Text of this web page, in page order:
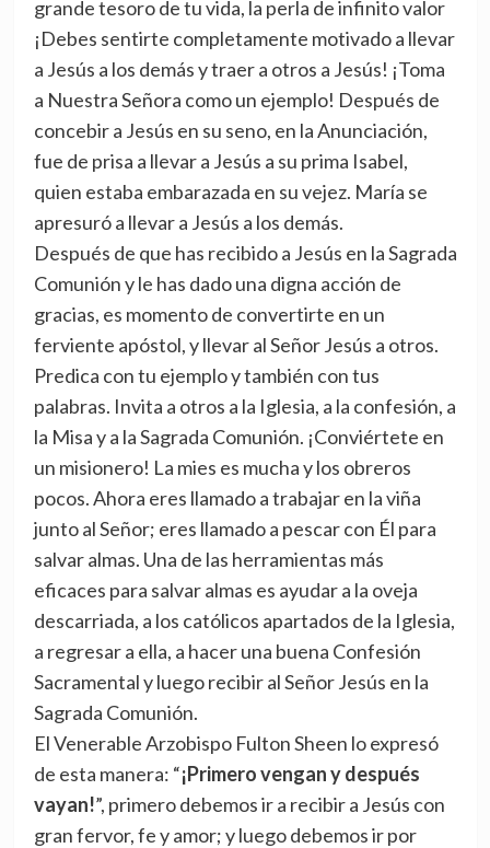
grande tesoro de tu vida, la perla de infinito valor
¡Debes sentirte completamente motivado a llevar
a Jesús a los demás y traer a otros a Jesús! ¡Toma
a Nuestra Señora como un ejemplo! Después de
concebir a Jesús en su seno, en la Anunciación,
fue de prisa a llevar a Jesús a su prima Isabel,
quien estaba embarazada en su vejez. María se
apresuró a llevar a Jesús a los demás.
Después de que has recibido a Jesús en la Sagrada
Comunión y le has dado una digna acción de
gracias, es momento de convertirte en un
ferviente apóstol, y llevar al Señor Jesús a otros.
Predica con tu ejemplo y también con tus
palabras. Invita a otros a la Iglesia, a la confesión, a
la Misa y a la Sagrada Comunión. ¡Conviértete en
un misionero! La mies es mucha y los obreros
pocos. Ahora eres llamado a trabajar en la viña
junto al Señor; eres llamado a pescar con Él para
salvar almas. Una de las herramientas más
eficaces para salvar almas es ayudar a la oveja
descarriada, a los católicos apartados de la Iglesia,
a regresar a ella, a hacer una buena Confesión
Sacramental y luego recibir al Señor Jesús en la
Sagrada Comunión.
El Venerable Arzobispo Fulton Sheen lo expresó
de esta manera: “¡Primero vengan y después
vayan!”, primero debemos ir a recibir a Jesús con
gran fervor, fe y amor; y luego debemos ir por